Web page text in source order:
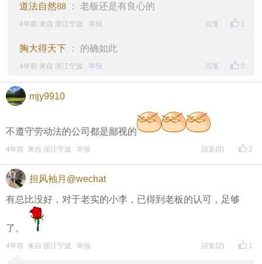
道法自然88 ： 老板还是有良心的
1
4年前 来自 浙江宁波 举报 回复
胸大得天下 ： 的确如此
0
4年前 来自 浙江宁波 举报 回复
mjy9910
不遵守劳动法的公司都是鄙视的
2
4年前 来自 浙江宁波 举报 回复 (0)
担风袖月@wechat
有总比没好，对于老实的小李，已得到老板的认可，足够
了。
1
4年前 来自 浙江宁波 举报 回复 (2)